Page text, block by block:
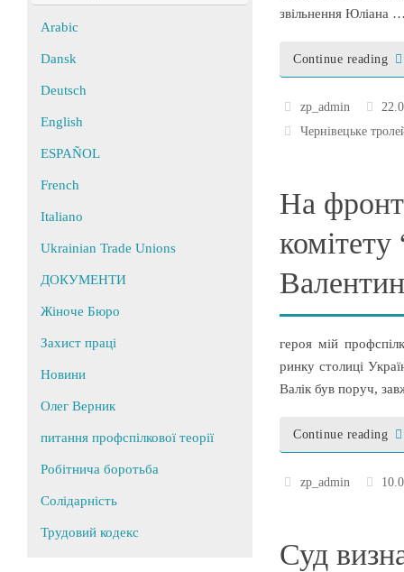
звільнення Юліана
Continue reading
zp_admin
Чернівецьке
На
героя мій
ринку столиці
Валік був поруч,
Continue reading
zp_admin
Суд
Arabic
Dansk
Deutsch
English
ESPAÑOL
French
Italiano
Ukrainian Trade Unions
ДОКУМЕНТИ
Жіноче Бюро
Захист праці
Новини
Олег Верник
питання профспілкової теорії
Робітнича боротьба
Солідарність
Трудовий кодекс